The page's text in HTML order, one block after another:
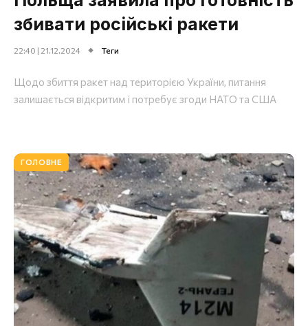
збивати російські ракети
22:40 | 21.12.2024 Теги
Щодо збиття ракет над територією України, питання
залишається відкритим і потребує згоди НАТО та США
ГОЛОВНЕ